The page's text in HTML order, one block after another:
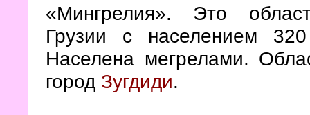
«Мингрелия». Это
Грузии с населением
Населена мегрелами.
город Зугдиди.